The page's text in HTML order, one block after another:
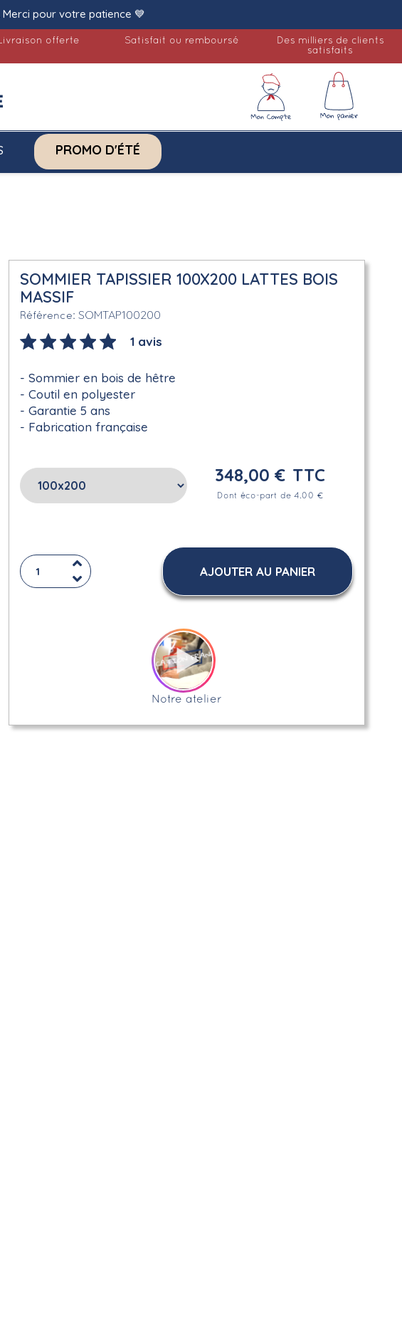
pour votre patience 💙
offerte Satisfait ou remboursé
Des milliers de clients
satisfaits
PROMO D'ÉTÉ
SOMMIER TAPISSIER 100X200 LATTES BOIS
MASSIF
Référence SOMTAP100200
1 avis
Sommier en bois de hêtre
Coutil en polyester
Garantie 5 ans
Fabrication française
348,00 € TTC
Dont éco-part de 4.00 €
AJOUTER AU PANIER
Notre atelier